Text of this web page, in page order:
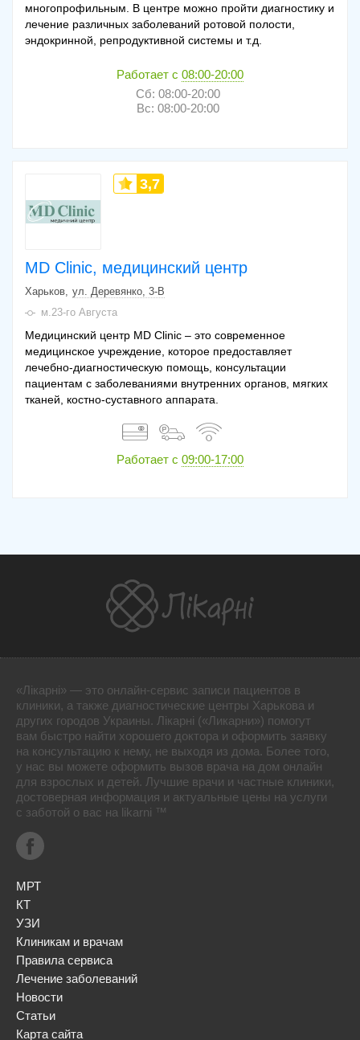
многопрофильным. В центре можно пройти диагностику и
лечение различных заболеваний ротовой полости,
эндокринной, репродуктивной системы и т.д.
Работает с 08:00-20:00
Сб: 08:00-20:00
Вс: 08:00-20:00
MD Clinic, медицинский центр
3,7
Харьков ул. Деревянко, 3-В
м.23-го Августа
Медицинский центр MD Clinic – это современное
медицинское учреждение, которое предоставляет
лечебно-диагностическую помощь, консультации
пациентам с заболеваниями внутренних органов, мягких
тканей, костно-суставного аппарата.
Работает с 09:00-17:00
«Лікарні» — это онлайн-сервис записи пациентов в
клиники, а также диагностические центры Харькова и
других городов Украины. Лікарні («Ликарни») помогут
вам быстро найти хорошего доктора и оформить заявку
на консультацию к нему, не выходя из дома. Более того,
у нас вы можете оформить вызов врача на дом онлайн
для взрослых и детей. Лучшие врачи и частные клиники,
достоверная информация и актуальные цены на услуги
с заботой о вас на likarni ™
МРТ
КТ
УЗИ
Клиникам и врачам
Правила сервиса
Лечение заболеваний
Новости
Статьи
Карта сайта